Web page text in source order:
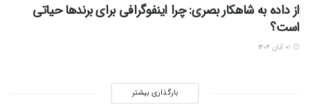
از داده به شاهکار بصری: چرا اینفوگرافی برای برندها حیاتی
است؟
بارگذاری بیشتر